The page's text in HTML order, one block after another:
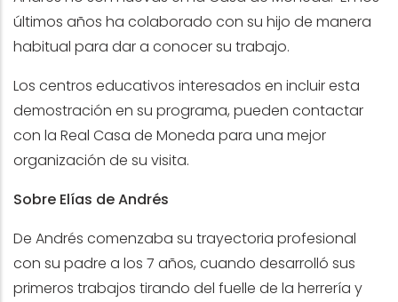
últimos años ha colaborado con su hijo de manera
habitual para dar a conocer su trabajo.
Los centros educativos interesados en incluir esta
demostración en su programa, pueden contactar
con la Real Casa de Moneda para una mejor
organización de su visita.
Sobre Elías de Andrés
De Andrés comenzaba su trayectoria profesional
con su padre a los 7 años, cuando desarrolló sus
primeros trabajos tirando del fuelle de la herrería y